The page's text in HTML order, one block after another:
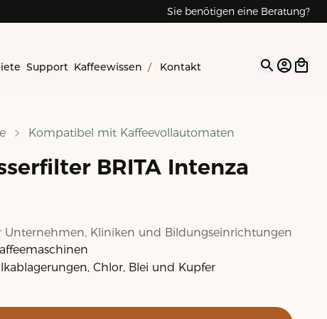
Sie benötigen eine Beratung?
Support Kaffeewissen / Kontakt Open
Kompatibel mit Kaffeevollautomaten
BRITA Intenza
Unternehmen, Kliniken und Bildungseinrichtungen
Chlor, Blei und Kupfer